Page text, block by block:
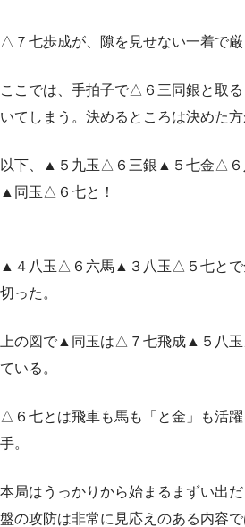
△７七歩成が、隙を見せない一着で厳
ここでは、手拍子で△６三同銀と取
いてしまう。決めるところは決めた方
以下、▲５九玉△６三銀▲５七金△
▲同玉△６七と！
▲４八玉△６六馬▲３八玉△５七とで
切った。
上の図で▲同玉は△７七飛成▲５八
ている。
△６七とは飛車も馬も「と金」も活
手。
本局はうっかりから始まるまずい出
盤の攻防は非常に見応えのある内容